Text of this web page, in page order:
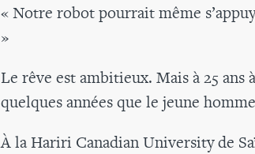
« Notre robot pourrait même
»
Le rêve est ambitieux. Mais à 25 ans
quelques années que le jeune
À la Hariri Canadian University de